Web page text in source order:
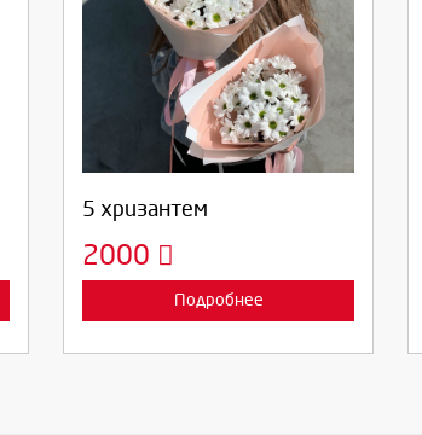
5 хризантем
2000
Подробнее
Выберите количество:
Продолжить Отмена